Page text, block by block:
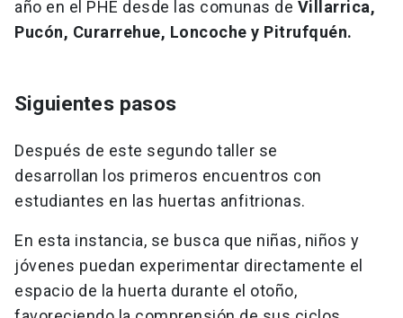
año en el PHE desde las comunas de Villarrica,
Pucón, Curarrehue, Loncoche y Pitrufquén.
Siguientes pasos
Después de este segundo taller se
desarrollan los primeros encuentros con
estudiantes en las huertas anfitrionas.
En esta instancia, se busca que niñas, niños y
jóvenes puedan experimentar directamente el
espacio de la huerta durante el otoño,